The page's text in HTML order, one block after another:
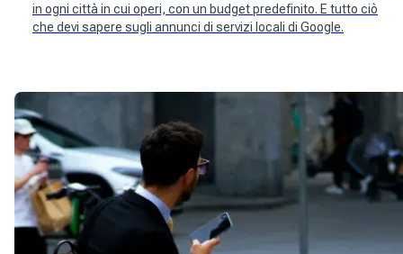
in ogni città in cui operi, con un budget predefinito. E tutto ciò
che devi sapere sugli annunci di servizi locali di Google.